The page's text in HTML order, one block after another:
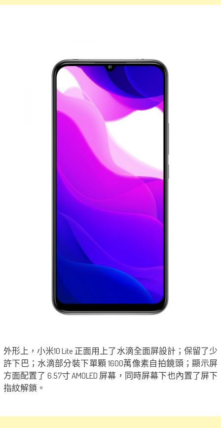
外形上，小米10 Lite 正面用上了水滴全面屏設計；保留了少
許下巴；水滴部分裝下單顆 1600萬像素自拍鏡頭；顯示屏
方面配置了 6.57寸 AMOLED 屏幕，同時屏幕下也內置了屏下
指紋解鎖。